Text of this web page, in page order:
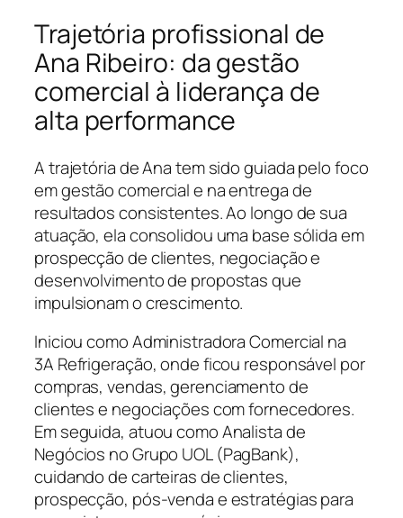
Trajetória profissional de
Ana Ribeiro: da gestão
comercial à liderança de
alta performance
A trajetória de Ana tem sido guiada pelo foco
em gestão comercial e na entrega de
resultados consistentes. Ao longo de sua
atuação, ela consolidou uma base sólida em
prospecção de clientes, negociação e
desenvolvimento de propostas que
impulsionam o crescimento.
Iniciou como Administradora Comercial na
3A Refrigeração, onde ficou responsável por
compras, vendas, gerenciamento de
clientes e negociações com fornecedores.
Em seguida, atuou como Analista de
Negócios no Grupo UOL (PagBank),
cuidando de carteiras de clientes,
prospecção, pós-venda e estratégias para